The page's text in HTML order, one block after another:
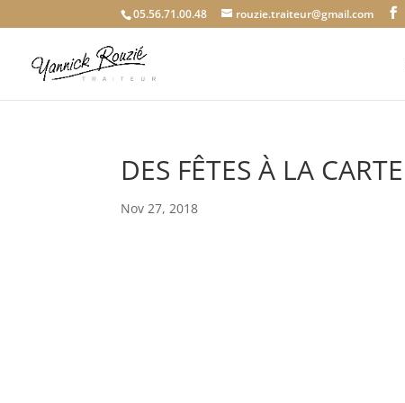
05.56.71.00.48 rouzie.traiteur@gmail.com
DES FÊTES À LA CARTE
Nov 27, 2018